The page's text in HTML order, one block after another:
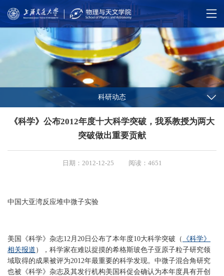
科研动态
《科学》公布2012年度十大科学突破，我系教授为两大
突破做出重要贡献
日期：2012-12-25 阅读：4651
中国大亚湾反应堆中微子实验
美国《科学》杂志12月20日公布了本年度10大科学突破（
《科学》
相关报道 ），科学家在难以捉摸的希格斯玻色子亚原子粒子研究领
域取得的成果被评为2012年最重要的科学发现。中微子混合角研究
也被《科学》杂志及其发行机构美国科促会确认为本年度具有开创